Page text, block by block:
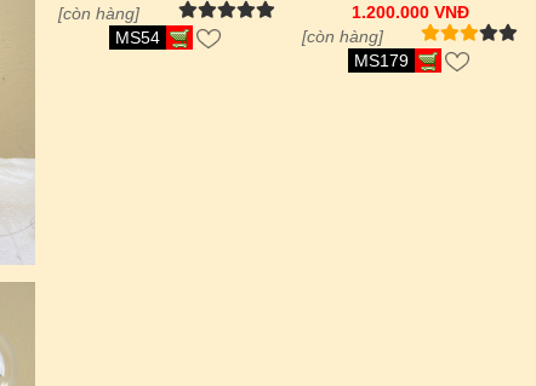
[còn hàng]
MS54
1.200.000 VNĐ
[còn hàng]
MS179